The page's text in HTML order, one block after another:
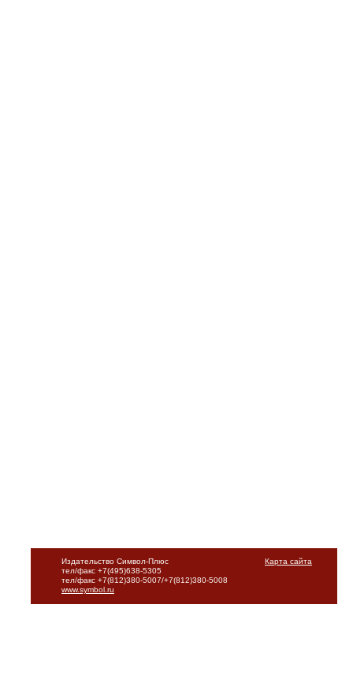
Карта сайта
Издательство Символ-Плюс
тел/факс +7(495)638-5305
тел/факс +7(812)380-5007/+7(812)380-5008
www.symbol.ru